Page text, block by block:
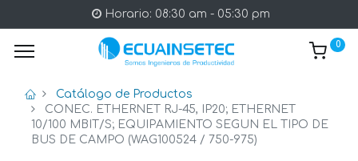
Horario: 08:30 am - 05:30 pm
0
Catálogo de Productos
CONEC. ETHERNET RJ-45, IP20; ETHERNET
10/100 MBIT/S; EQUIPAMIENTO SEGUN EL TIPO DE
BUS DE CAMPO (WAG100524 / 750-975)